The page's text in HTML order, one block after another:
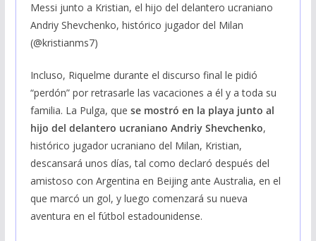
Messi junto a Kristian, el hijo del delantero ucraniano
Andriy Shevchenko, histórico jugador del Milan
(@kristianms7)
Incluso, Riquelme durante el discurso final le pidió
“perdón” por retrasarle las vacaciones a él y a toda su
familia. La Pulga, que se mostró en la playa junto al
hijo del delantero ucraniano Andriy Shevchenko,
histórico jugador ucraniano del Milan, Kristian,
descansará unos días, tal como declaró después del
amistoso con Argentina en Beijing ante Australia, en el
que marcó un gol, y luego comenzará su nueva
aventura en el fútbol estadounidense.